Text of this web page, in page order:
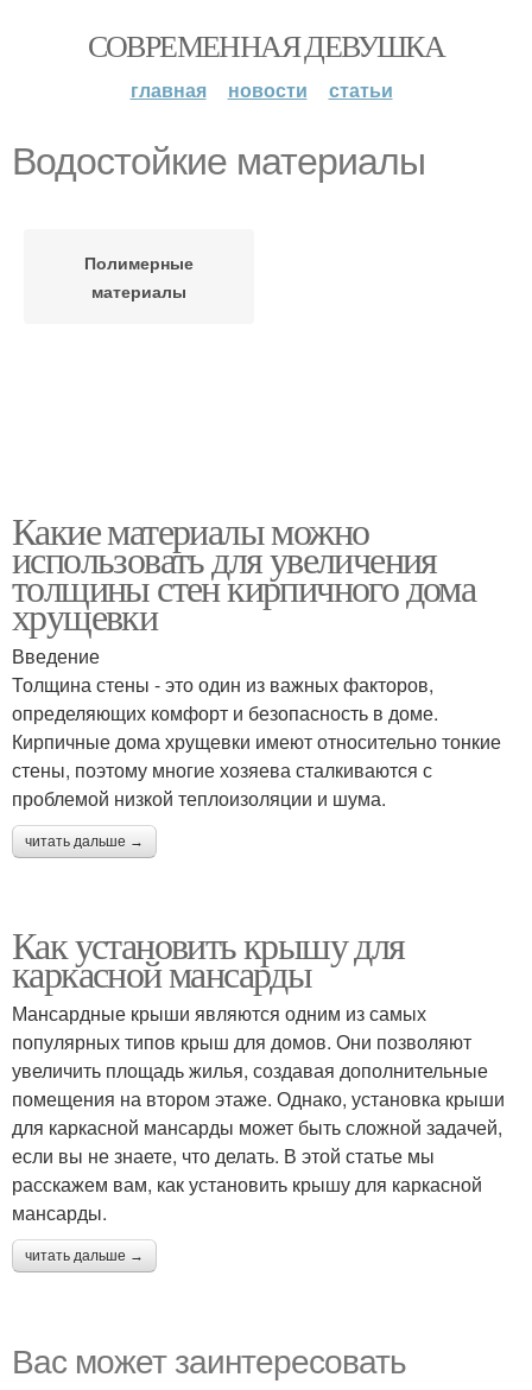
СОВРЕМЕННАЯ ДЕВУШКА
главная новости статьи
Водостойкие материалы
Полимерные
материалы
Какие материалы можно
использовать для увеличения
толщины стен кирпичного дома
хрущевки
Введение
Толщина стены - это один из важных факторов,
определяющих комфорт и безопасность в доме.
Кирпичные дома хрущевки имеют относительно тонкие
стены, поэтому многие хозяева сталкиваются с
проблемой низкой теплоизоляции и шума.
читать дальше →
Как установить крышу для
каркасной мансарды
Мансардные крыши являются одним из самых
популярных типов крыш для домов. Они позволяют
увеличить площадь жилья, создавая дополнительные
помещения на втором этаже. Однако, установка крыши
для каркасной мансарды может быть сложной задачей,
если вы не знаете, что делать. В этой статье мы
расскажем вам, как установить крышу для каркасной
мансарды.
читать дальше →
Вас может заинтересовать